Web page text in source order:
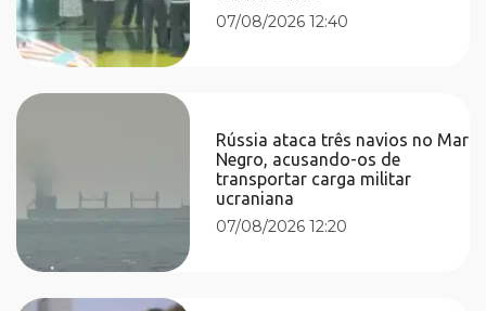
07/08/2026 12:40
Rússia ataca três navios no Mar
Negro, acusando-os de
transportar carga militar
ucraniana
07/08/2026 12:20